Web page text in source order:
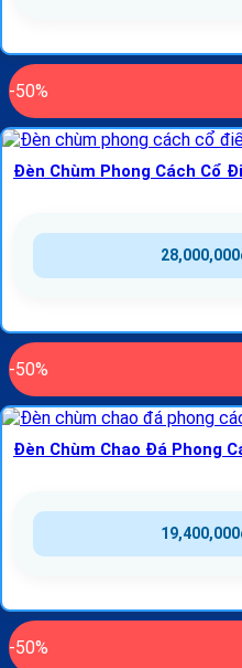
-50%
Đèn Chùm Phong Cách Cổ
28,000,000
-50%
Đèn Chùm Chao Đá Phong
19,400,000
-50%